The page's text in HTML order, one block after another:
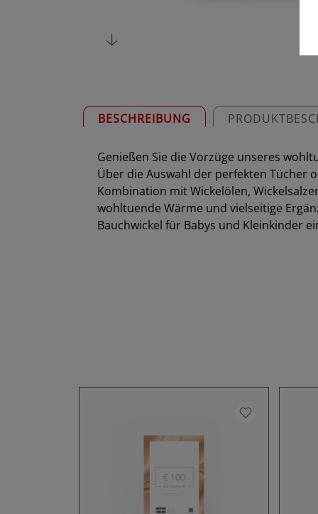
BESCHREIBUNG
Genießen Sie die Vorzüge unseres
Über die Auswahl der perfekten Tücher
Kombination mit Wickelölen,
wohltuende Wärme und vielseitige
Bauchwickel für Babys und Kleinkinder